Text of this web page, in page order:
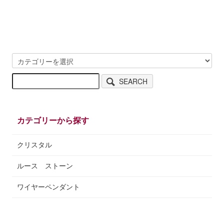
SEARCH
カテゴリーから探す
クリスタル
ルース ストーン
ワイヤーペンダント